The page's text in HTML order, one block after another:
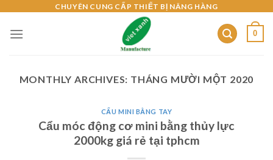
content
CHUYÊN CUNG CẤP THIẾT BỊ NÂNG HÀNG
0
MONTHLY ARCHIVES: THÁNG MƯỜI MỘT 2020
CẨU MINI BẰNG TAY
Cẩu móc động cơ mini bằng thủy lực
2000kg giá rẻ tại tphcm